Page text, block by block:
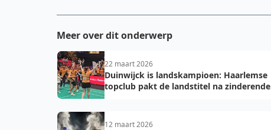
Meer over dit onderwerp
22 maart 2026
Duinwijck is landskampioen: Haarlemse
topclub pakt de landstitel na zinderende
12 maart 2026